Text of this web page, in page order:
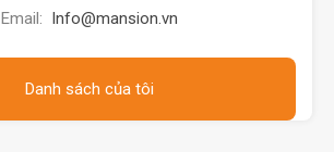
Email: Info@mansion.vn
Danh sách của tôi